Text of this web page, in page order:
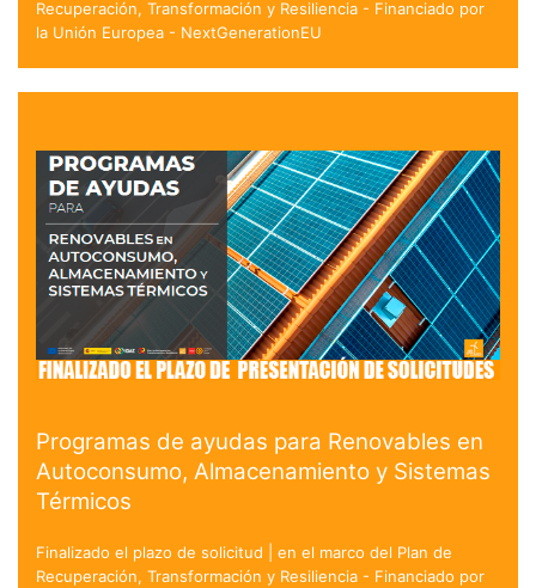
Recuperación, Transformación y Resiliencia - Financiado por
la Unión Europea - NextGenerationEU
Programas de ayudas para Renovables en
Autoconsumo, Almacenamiento y Sistemas
Térmicos
Finalizado el plazo de solicitud | en el marco del Plan de
Recuperación, Transformación y Resiliencia - Financiado por